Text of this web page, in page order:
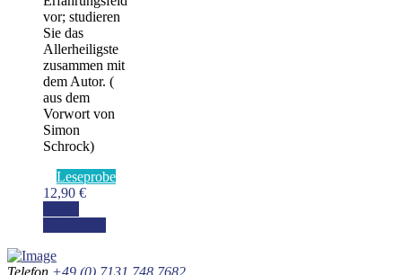
vor; studieren
Sie das
Allerheiligste
zusammen mit
dem Autor. (
aus dem
Vorwort von
Simon
Schrock)
Leseprobe
12,90 €